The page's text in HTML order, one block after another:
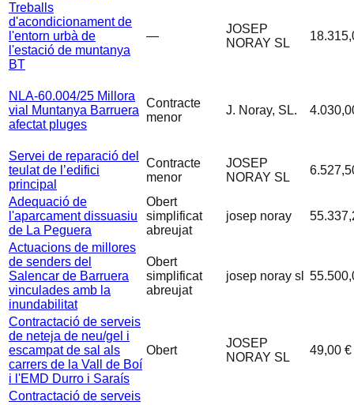
Treballs
d'acondicionament de
l'entorn urbà de
l'estació de muntanya
BT
—
JOSEP
NORAY SL
NLA-60.004/25 Millora
vial Muntanya Barruera
afectat pluges
Contracte
menor
J. Noray, SL.
Servei de reparació del
teulat de l’edifici
principal
Contracte
menor
JOSEP
NORAY SL
Adequació de
l'aparcament dissuasiu
de La Peguera
Obert
simplificat
abreujat
josep noray
Actuacions de millores
de senders del
Salencar de Barruera
vinculades amb la
inundabilitat
Obert
simplificat
abreujat
josep noray sl
Contractació de serveis
de neteja de neu/gel i
escampat de sal als
carrers de la Vall de Boí
i l'EMD Durro i Saraís
Obert
JOSEP
NORAY SL
49,00 €
Contractació de serveis